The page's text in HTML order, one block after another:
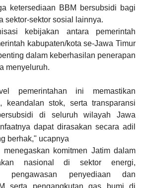
ketersediaan BBM bersubsidi bagi
sektor-sektor sosial lainnya.
kebijakan antara pemerintah
kabupaten/kota se-Jawa Timur
dalam keberhasilan penerapan
menyeluruh.
pemerintahan ini memastikan
keandalan stok, serta transparansi
di seluruh wilayah Jawa
dapat dirasakan secara adil
berhak," ucapnya
komitmen Jatim dalam
nasional di sektor energi,
pengawasan penyediaan dan
serta pengangkutan gas bumi di